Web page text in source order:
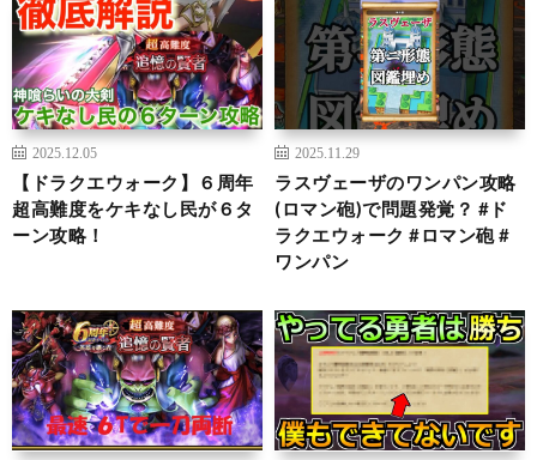
2025.12.05
【ドラクエウォーク】６周年
超高難度をケキなし民が６タ
ーン攻略！
2025.11.29
ラスヴェーザのワンパン攻略
(ロマン砲)で問題発覚？ #ド
ラクエウォーク #ロマン砲 #
ワンパン